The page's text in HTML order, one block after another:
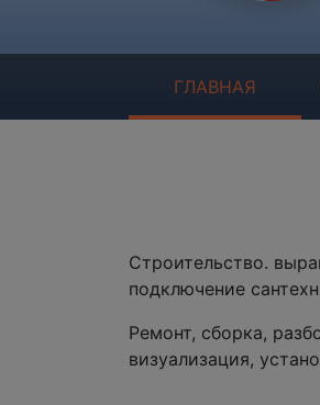
ГЛАВНАЯ
Строительство.
подключение
Ремонт, сборка,
визуализация,